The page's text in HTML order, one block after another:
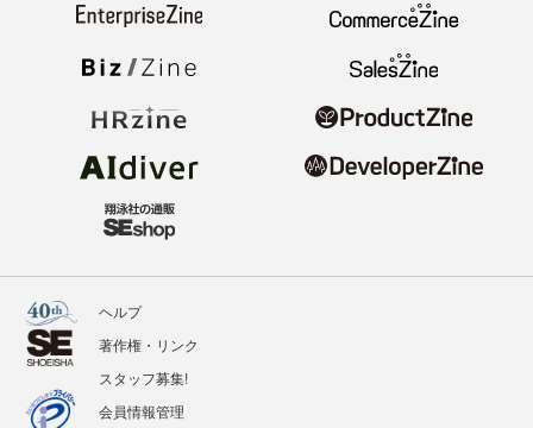
ヘルプ
著作権・リンク
スタッフ募集!
会員情報管理